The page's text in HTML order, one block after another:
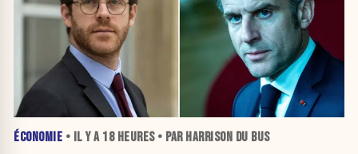
ÉCONOMIE • IL Y A 18 HEURES• PAR HARRISON DU BUS